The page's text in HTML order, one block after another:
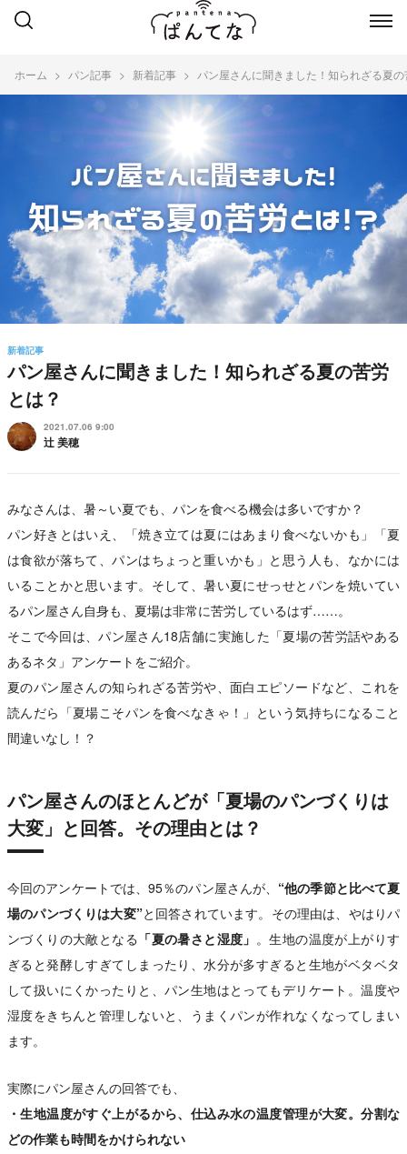
ホーム パン記事 新着記事 パン屋さんに聞きました！知られざる夏
新着記事
パン屋さんに聞きました！知られざる夏の苦労
とは？
2021.07.06 9:00
辻 美穂
みなさんは、暑～い夏でも、パンを食べる機会は多いですか？
パン好きとはいえ、「焼き立ては夏にはあまり食べないかも」「夏
は食欲が落ちて、パンはちょっと重いかも」と思う人も、なかには
いることかと思います。そして、暑い夏にせっせとパンを焼いてい
るパン屋さん自身も、夏場は非常に苦労しているはず……。
そこで今回は、パン屋さん18店舗に実施した「夏場の苦労話やある
あるネタ」アンケートをご紹介。
夏のパン屋さんの知られざる苦労や、面白エピソードなど、これを
読んだら「夏場こそパンを食べなきゃ！」という気持ちになること
間違いなし！？
パン屋さんのほとんどが「夏場のパンづくりは
大変」と回答。その理由とは？
今回のアンケートでは、95％のパン屋さんが、 “他の季節と比べて夏
場のパンづくりは大変”と回答されています。その理由は、やはりパ
ンづくりの大敵となる 「夏の暑さと湿度」 。生地の温度が上がりす
ぎると発酵しすぎてしまったり、水分が多すぎると生地がベタベタ
して扱いにくかったりと、パン生地はとってもデリケート。温度や
湿度をきちんと管理しないと、うまくパンが作れなくなってしまい
ます。
実際にパン屋さんの回答でも、
・生地温度がすぐ上がるから、仕込み水の温度管理が大変。分割な
どの作業も時間をかけられない